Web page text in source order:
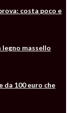
costa poco e
legno massello
da 100 euro che